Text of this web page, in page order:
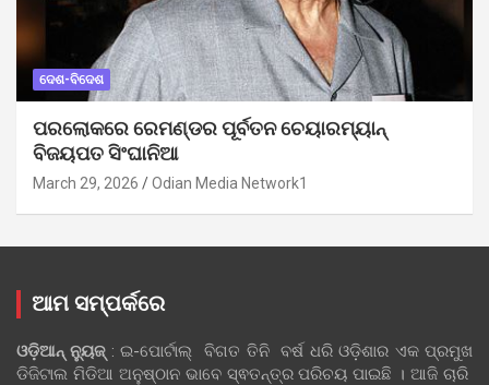
ଦେଶ-ବିଦେଶ
ପରଲୋକରେ ରେମଣ୍ଡର ପୂର୍ବତନ ଚେୟାରମ୍ୟାନ୍
ବିଜୟପତ ସିଂଘାନିଆ
March 29, 2026 Odian Media Network1
ଆମ ସମ୍ପର୍କରେ
ଓଡ଼ିଆନ୍‍ ନ୍ୟୁଜ୍‍: ଇ-ପୋର୍ଟାଲ୍ ବିଗତ ତିନି ବର୍ଷ ଧରି ଓଡ଼ିଶାର ଏକ ପ୍ରମୁଖ
ଡିଜିଟାଲ ମିଡିଆ ଅନୁଷ୍ଠାନ ଭାବେ ସ୍ଵତନ୍ତ୍ର ପରିଚୟ ପାଇଛି । ଆଜି ଚାରି